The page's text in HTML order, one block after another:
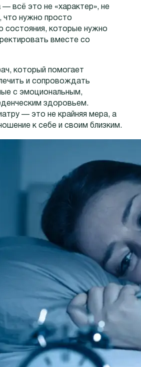
— всё это не «характер», не
что нужно просто
состояния, которые нужно
вместе со
который помогает
и сопровождать
с эмоциональным,
здоровьем.
— это не крайняя мера, а
к себе и своим близким.